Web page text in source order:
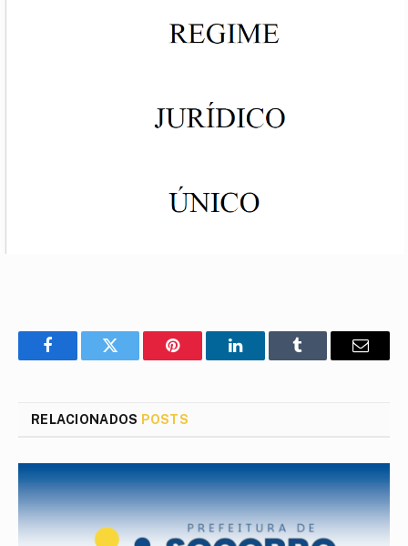
FacebookTwitter Pinterest LinkedInTumblr
E-
RELACIONADOS POSTS